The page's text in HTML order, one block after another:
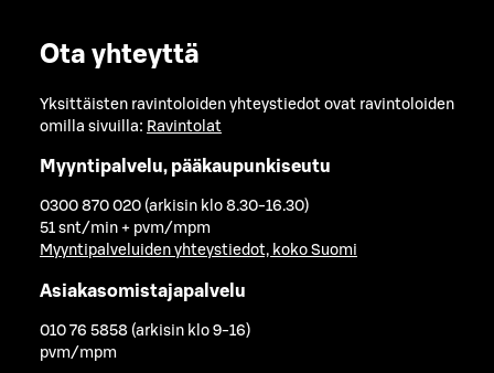
Ota yhteyttä
Yksittäisten ravintoloiden yhteystiedot ovat ravintoloiden
omilla sivuilla: Ravintolat
Myyntipalvelu, pääkaupunkiseutu
0300 870 020 (arkisin klo 8.30-16.30)
51 snt/min + pvm/mpm
Myyntipalveluiden yhteystiedot, koko Suomi
Asiakasomistajapalvelu
010 76 5858 (arkisin klo 9-16)
pvm/mpm